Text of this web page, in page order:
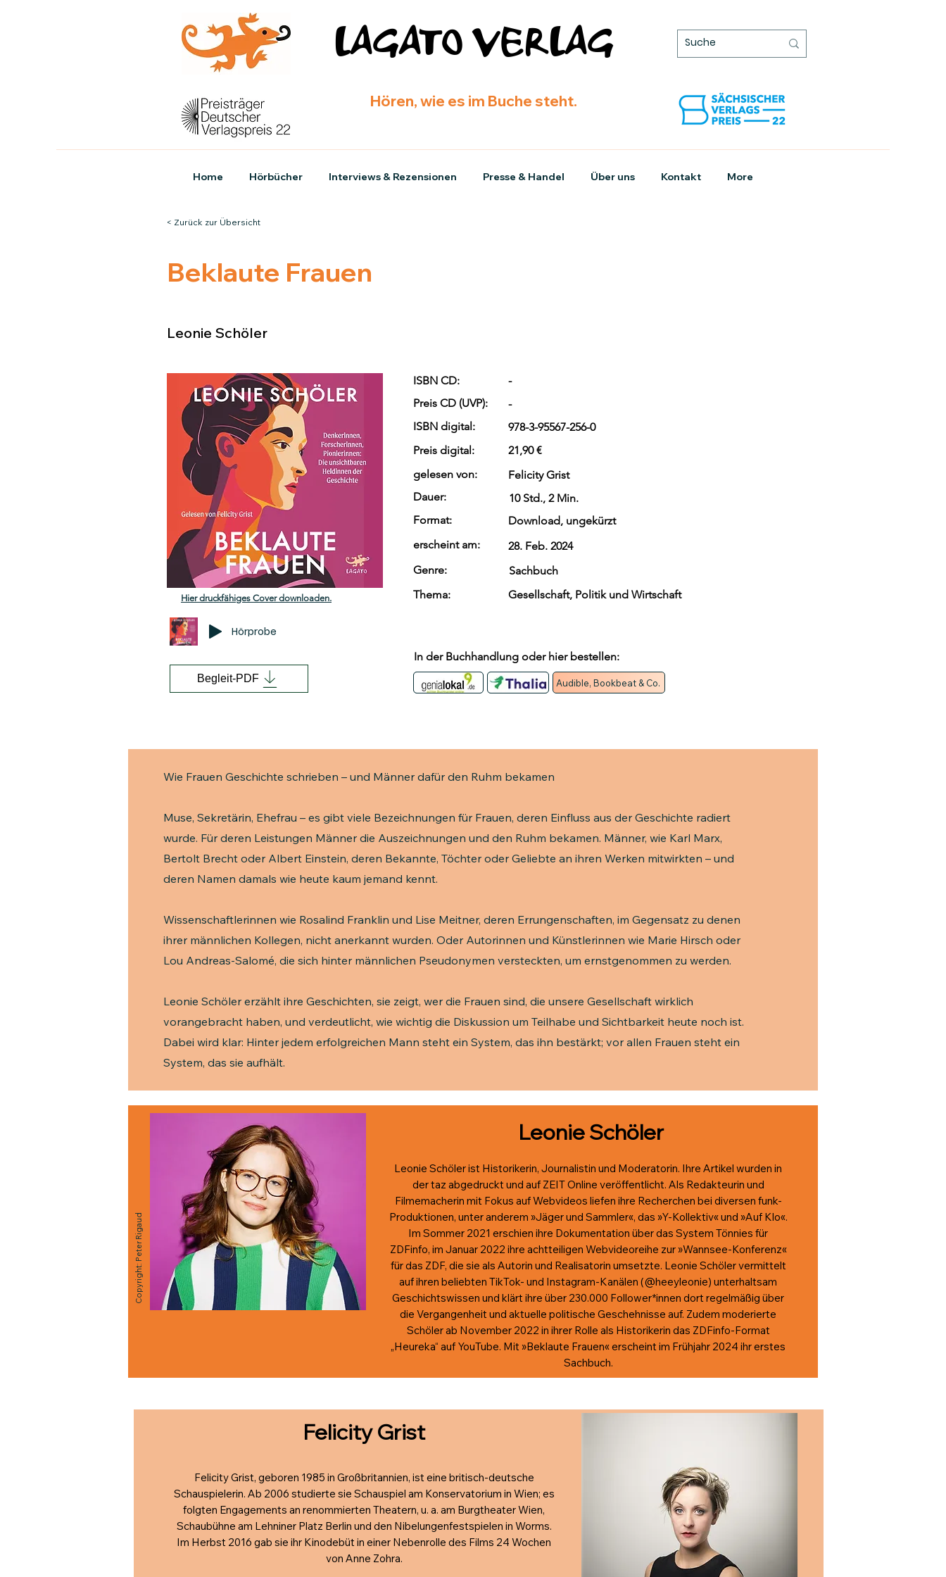
LAGATO VERLAG
Hören, wie es im Buche steht.
< Zurück zur Übersicht
Beklaute Frauen
Leonie Schöler
Hier druckfähiges Cover downloaden.
ISBN CD:
-
Preis CD (UVP):
-
ISBN digital:
978-3-95567-256-0
Preis digital:
21,90 €
gelesen von:
Felicity Grist
Dauer:
10 Std., 2 Min.
Format:
Download, ungekürzt
erscheint am:
28. Feb. 2024
Genre:
Sachbuch
Thema:
Gesellschaft, Politik und Wirtschaft
Hörprobe
In der Buchhandlung oder hier bestellen:
Begleit-PDF Audible, Bookbeat & Co.
Wie Frauen Geschichte schrieben – und Männer dafür den Ruhm bekamen
Muse, Sekretärin, Ehefrau – es gibt viele Bezeichnungen für Frauen, deren Einfluss aus der Geschichte radiert
wurde. Für deren Leistungen Männer die Auszeichnungen und den Ruhm bekamen. Männer, wie Karl Marx,
Bertolt Brecht oder Albert Einstein, deren Bekannte, Töchter oder Geliebte an ihren Werken mitwirkten – und
deren Namen damals wie heute kaum jemand kennt.
Wissenschaftlerinnen wie Rosalind Franklin und Lise Meitner, deren Errungenschaften, im Gegensatz zu denen
ihrer männlichen Kollegen, nicht anerkannt wurden. Oder Autorinnen und Künstlerinnen wie Marie Hirsch oder
Lou Andreas-Salomé, die sich hinter männlichen Pseudonymen versteckten, um ernstgenommen zu werden.
Leonie Schöler erzählt ihre Geschichten, sie zeigt, wer die Frauen sind, die unsere Gesellschaft wirklich
vorangebracht haben, und verdeutlicht, wie wichtig die Diskussion um Teilhabe und Sichtbarkeit heute noch ist.
Dabei wird klar: Hinter jedem erfolgreichen Mann steht ein System, das ihn bestärkt; vor allen Frauen steht ein
System, das sie aufhält.
Leonie Schöler
Leonie Schöler ist Historikerin, Journalistin und Moderatorin. Ihre Artikel wurden in
der taz abgedruckt und auf ZEIT Online veröffentlicht. Als Redakteurin und
Filmemacherin mit Fokus auf Webvideos liefen ihre Recherchen bei diversen funk-
Produktionen, unter anderem »Jäger und Sammler«, das »Y-Kollektiv« und »Auf Klo«.
Im Sommer 2021 erschien ihre Dokumentation über das System Tönnies für
ZDFinfo, im Januar 2022 ihre achtteiligen Webvideoreihe zur »Wannsee-Konferenz«
für das ZDF, die sie als Autorin und Realisatorin umsetzte. Leonie Schöler vermittelt
auf ihren beliebten TikTok- und Instagram-Kanälen (@heeyleonie) unterhaltsam
Geschichtswissen und klärt ihre über 230.000 Follower*innen dort regelmäßig über
die Vergangenheit und aktuelle politische Geschehnisse auf. Zudem moderierte
Schöler ab November 2022 in ihrer Rolle als Historikerin das ZDFinfo-Format
„Heureka“ auf YouTube. Mit »Beklaute Frauen« erscheint im Frühjahr 2024 ihr erstes
Sachbuch.
Copyright: Peter Rigaud
Felicity Grist
Felicity Grist, geboren 1985 in Großbritannien, ist eine britisch-deutsche
Schauspielerin. Ab 2006 studierte sie Schauspiel am Konservatorium in Wien; es
folgten Engagements an renommierten Theatern, u. a. am Burgtheater Wien,
Schaubühne am Lehniner Platz Berlin und den Nibelungenfestspielen in Worms.
Im Herbst 2016 gab sie ihr Kinodebüt in einer Nebenrolle des Films 24 Wochen
von Anne Zohra.
Home Hörbücher Interviews & Rezensionen Presse & Handel Über uns Kontakt More